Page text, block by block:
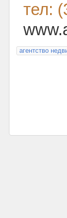
тел:
агентство